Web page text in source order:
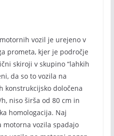
vozil je urejeno v
prometa, kjer je področje
skiroji v skupino “lahkih
da so to vozila na
konstrukcijsko določena
niso širša od 80 cm in
homologacija. Naj
motorna vozila spadajo